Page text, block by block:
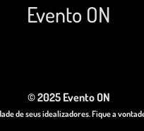
Evento ON
© 2025 Evento ON
de seus idealizadores. Fique a